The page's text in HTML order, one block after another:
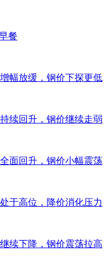
餐
幅放缓，钢价下探更低
续回升，钢价继续走弱
面回升，钢价小幅震荡
于高位，降价消化压力
续下降，钢价震荡拉高